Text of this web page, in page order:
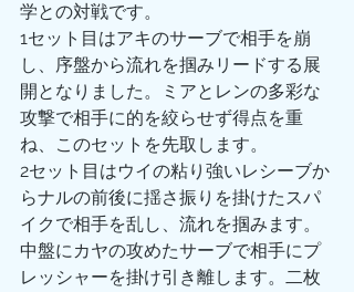
学との対戦です。
1セット目はアキのサーブで相手を崩
し、序盤から流れを掴みリードする展
開となりました。ミアとレンの多彩な
攻撃で相手に的を絞らせず得点を重
ね、このセットを先取します。
2セット目はウイの粘り強いレシーブか
らナルの前後に揺さ振りを掛けたスパ
イクで相手を乱し、流れを掴みます。
中盤にカヤの攻めたサーブで相手にプ
レッシャーを掛け引き離します。二枚